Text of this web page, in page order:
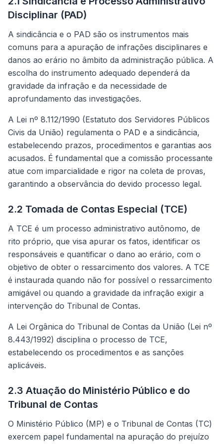
Disciplinar (PAD)
A sindicância e o PAD são os instrumentos mais
comuns para a apuração de infrações disciplinares e
danos ao erário no âmbito da administração pública. A
escolha do instrumento adequado dependerá da
gravidade da infração e da necessidade de
aprofundamento das investigações.
A Lei nº 8.112/1990 (Estatuto dos Servidores Públicos
Civis da União) regulamenta o PAD e a sindicância,
estabelecendo prazos, procedimentos e garantias aos
acusados. É fundamental que a comissão processante
atue com imparcialidade e rigor na coleta de provas,
garantindo a observância do devido processo legal.
2.2 Tomada de Contas Especial (TCE)
A TCE é um processo administrativo autônomo, de
rito próprio, que visa apurar os fatos, identificar os
responsáveis e quantificar o dano ao erário, com o
objetivo de obter o ressarcimento dos valores. A TCE
é instaurada quando não for possível o ressarcimento
amigável ou quando a gravidade da infração exigir a
intervenção do Tribunal de Contas.
A Lei Orgânica do Tribunal de Contas da União (Lei nº
8.443/1992) disciplina o processo de TCE,
estabelecendo os procedimentos e as sanções
aplicáveis.
2.3 Atuação do Ministério Público e do
Tribunal de Contas
O Ministério Público (MP) e o Tribunal de Contas (TC)
exercem papel fundamental na apuração do prejuízo